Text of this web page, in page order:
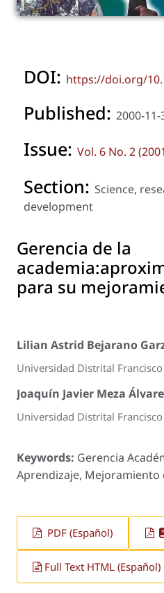
DOI: https://doi.org/
Published: 2000-11-
Issue: Vol. 6 No. 2
Section: Science,
development
Gerencia de la
para su
Lilian Astrid Bejarano
Universidad Distrital Francisco
Joaquín Javier Meza
Universidad Distrital Francisco
Keywords: Gerencia
Aprendizaje, Mejoramiento
PDF (Español)
Full Text HTML (Español)